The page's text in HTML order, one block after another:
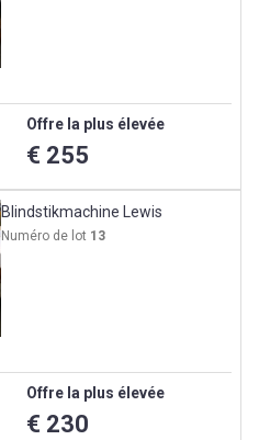
Offre la plus élevée
€ 255
Blindstikmachine Lewis
Numéro de lot 13
Offre la plus élevée
€ 230